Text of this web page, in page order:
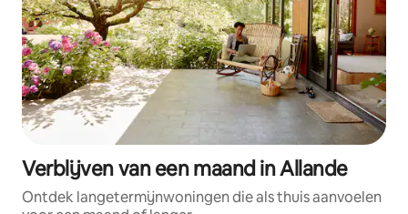
Verblijven van een maand in Allande
Ontdek langetermijnwoningen die als thuis aanvoelen